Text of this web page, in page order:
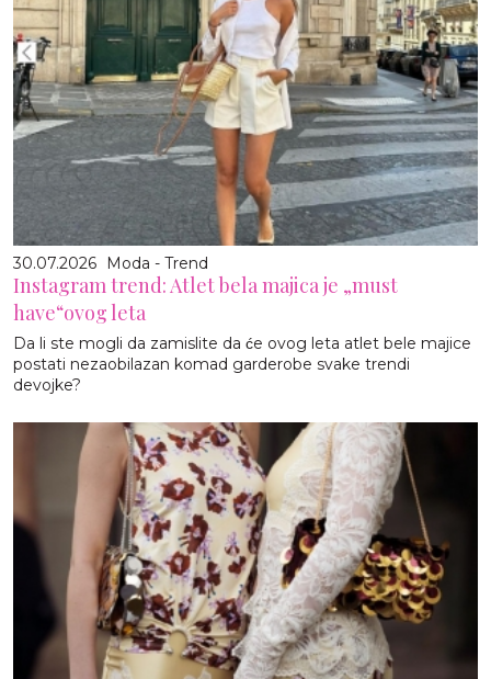
30.07.2026 Moda - Trend
Instagram trend: Atlet bela majica je „must
have“ovog leta
Da li ste mogli da zamislite da će ovog leta atlet bele majice
postati nezaobilazan komad garderobe svake trendi
devojke?